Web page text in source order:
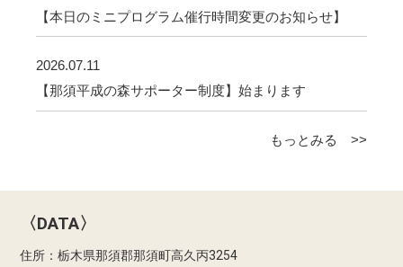
【本日のミニプログラム催行時間変更のお知らせ】
2026.07.11
【那須平成の森サポーター制度】始まります
もっとみる >>
〈DATA〉
住所：栃木県那須郡那須町高久丙3254